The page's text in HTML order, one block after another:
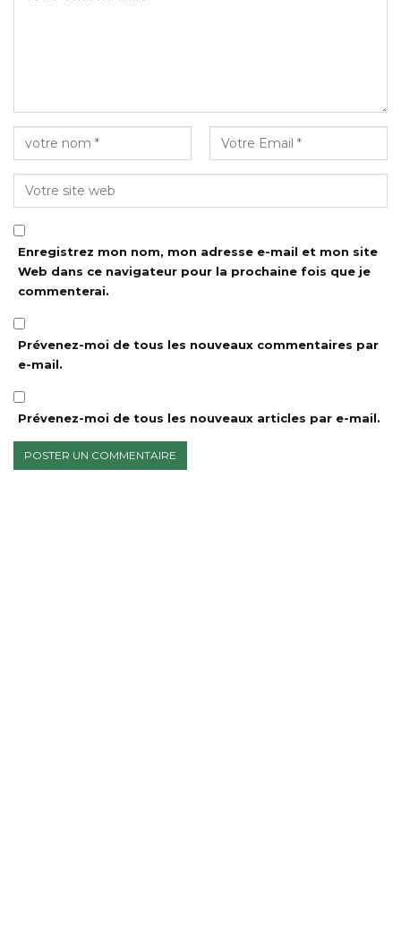
Enregistrez mon nom, mon adresse e-mail et mon site
Web dans ce navigateur pour la prochaine fois que je
commenterai.
Prévenez-moi de tous les nouveaux commentaires par
e-mail.
Prévenez-moi de tous les nouveaux articles par e-mail.